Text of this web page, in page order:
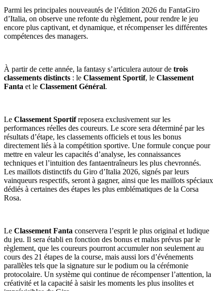
Parmi les principales nouveautés de l’édition 2026 du FantaGiro
d’Italia, on observe une refonte du règlement, pour rendre le jeu
encore plus captivant, et dynamique, et récompenser les différentes
compétences des managers.
À partir de cette année, la fantasy s’articulera autour de trois
classements distincts : le Classement Sportif, le Classement
Fanta et le Classement Général.
Le Classement Sportifreposera exclusivement sur les
performances réelles des coureurs. Le score sera déterminé par les
résultats d’étape, les classements officiels et tous les bonus
directement liés à la compétition sportive. Une formule conçue pour
mettre en valeur les capacités d’analyse, les connaissances
techniques et l’intuition des fantaentraîneurs les plus chevronnés.
Les maillots distinctifs du Giro d’Italia 2026, signés par leurs
vainqueurs respectifs, seront à gagner, ainsi que les maillots spéciaux
dédiés à certaines des étapes les plus emblématiques de la Corsa
Rosa.
Le Classement Fanta conservera l’esprit le plus original et ludique
du jeu. Il sera établi en fonction des bonus et malus prévus par le
règlement, que les coureurs pourront accumuler non seulement au
cours des 21 étapes de la course, mais aussi lors d’événements
parallèles tels que la signature sur le podium ou la cérémonie
protocolaire. Un système qui continue de récompenser l’attention, la
créativité et la capacité à saisir les moments les plus insolites et